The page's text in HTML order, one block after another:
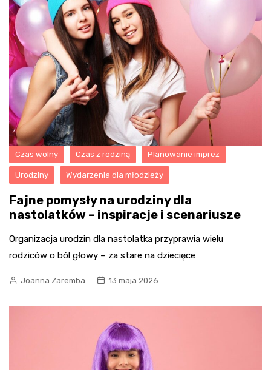
Czas wolny Czas z rodziną Planowanie imprez
Urodziny Wydarzenia dla młodzieży
Fajne pomysły na urodziny dla
nastolatków – inspiracje i scenariusze
Organizacja urodzin dla nastolatka przyprawia wielu
rodziców o ból głowy – za stare na dziecięce
Joanna Zaremba 13 maja 2026